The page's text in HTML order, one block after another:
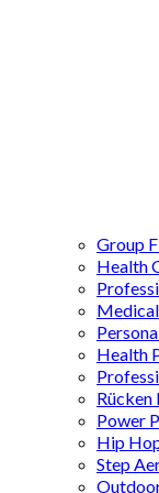
Group
Health
Health
Rücken
Power
Hip
Step